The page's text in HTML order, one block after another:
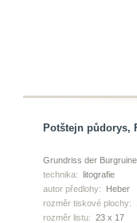
Potštejn půdorys,
Grundriss der
technika: litografie
autor předlohy:
Heber
rozměr tiskové plochy:
rozměr listu: 23 x 17